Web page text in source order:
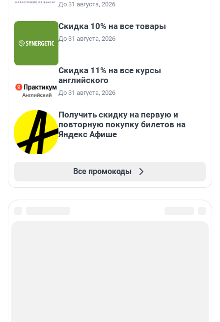
До 31 августа, 2026
Скидка 10% на все товары
До 31 августа, 2026
Скидка 11% на все курсы
английского
До 31 августа, 2026
Получить скидку на первую и
повторную покупку билетов на
Яндекс Афише
Все промокоды